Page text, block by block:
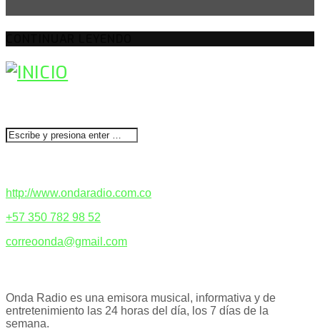
http://www.ondaradio.com.co
+57 350 782 98 52
correoonda@gmail.com
Onda Radio es una emisora musical, informativa y de
entretenimiento las 24 horas del día, los 7 días de la
semana.